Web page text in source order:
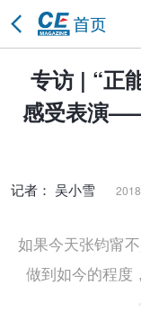
专访 | “正
感受表演
记者： 吴小雪
如果今天张钧甯
做到如今的程度